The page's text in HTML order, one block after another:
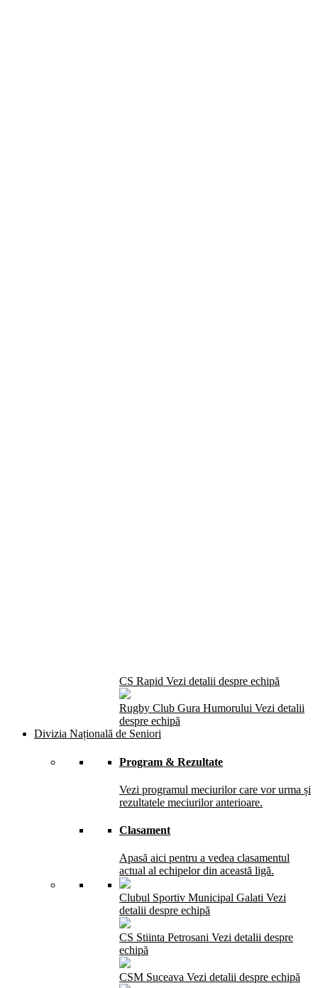
CS Rapid Vezi detalii despre echipă
Rugby Club Gura Humorului Vezi detalii
despre echipă
Divizia Națională de Seniori
Program & Rezultate
Vezi programul meciurilor care vor urma și
rezultatele meciurilor anterioare.
Clasament
Apasă aici pentru a vedea clasamentul
actual al echipelor din această ligă.
Clubul Sportiv Municipal Galati Vezi
detalii despre echipă
CS Stiinta Petrosani Vezi detalii despre
echipă
CSM Suceava Vezi detalii despre echipă